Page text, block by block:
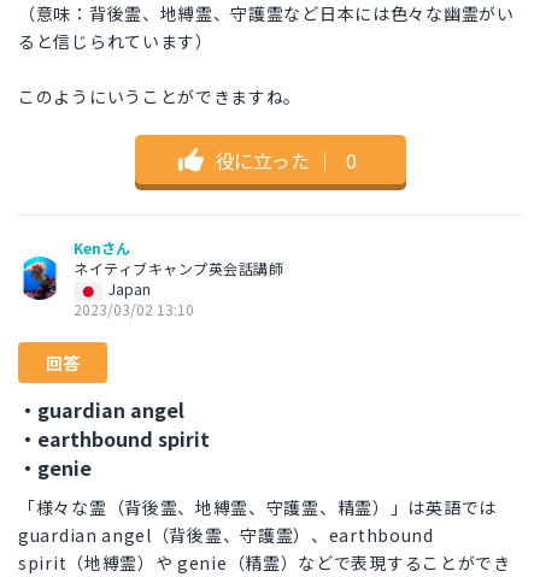
（意味：背後霊、地縛霊、守護霊など日本には色々な幽霊がい
ると信じられています）
このようにいうことができますね。
役に立った ｜ 0
Kenさん
ネイティブキャンプ英会話講師
Japan
2023/03/02 13:10
回答
・guardian angel
・earthbound spirit
・genie
「様々な霊（背後霊、地縛霊、守護霊、精霊）」は英語では
guardian angel（背後霊、守護霊）、earthbound
spirit（地縛霊）や genie（精霊）などで表現することができ